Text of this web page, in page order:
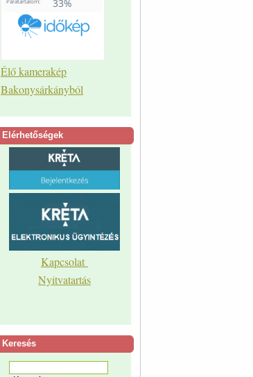
Élő kamerakép
Bakonysárkányból
Elérhetőségek
Kapcsolat
Nyitvatartás
Keresés